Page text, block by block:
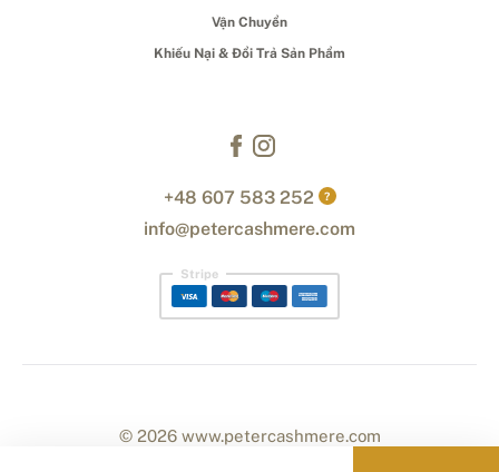
Vận Chuyển
Khiếu Nại & Đổi Trả Sản Phẩm
+48 607 583 252 ?
info@petercashmere.com
Stripe
© 2026 www.petercashmere.com